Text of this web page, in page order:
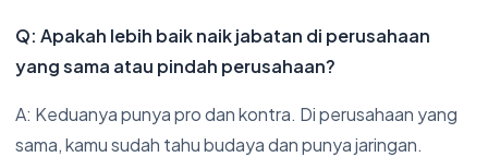
Q: Apakah lebih baik naik jabatan di perusahaan
yang sama atau pindah perusahaan?
A: Keduanya punya pro dan kontra. Di perusahaan yang
sama, kamu sudah tahu budaya dan punya jaringan.